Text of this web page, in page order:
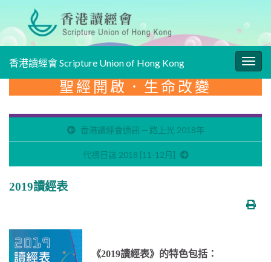
香港讀經會 Scripture Union of Hong Kong
聖經開啟．生命改變
香港讀經會通訊 ─ 路上光 2018年
代禱日誌 2018 [11-12月]
2019讀經表
《2019讀經表》的特色包括：